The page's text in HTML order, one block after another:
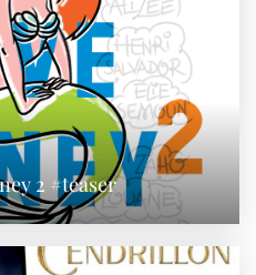
2 #teaser